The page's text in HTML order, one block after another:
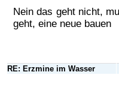
Nein das geht nicht,
geht, eine neue bauen
RE: Erzmine im Wasser